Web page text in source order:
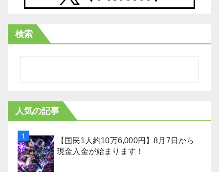
検索
人気の記事
【国民1人約10万6,000円】8月7日から
現金入金が始まります！